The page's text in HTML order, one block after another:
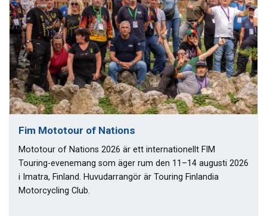
Fim Mototour of Nations
Mototour of Nations 2026 är ett internationellt FIM
Touring-evenemang som äger rum den 11–14 augusti 2026
i Imatra, Finland. Huvudarrangör är Touring Finlandia
Motorcycling Club.